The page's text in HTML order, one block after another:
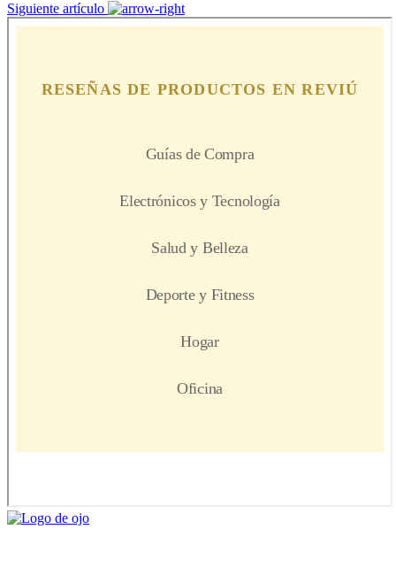
Siguiente artículo